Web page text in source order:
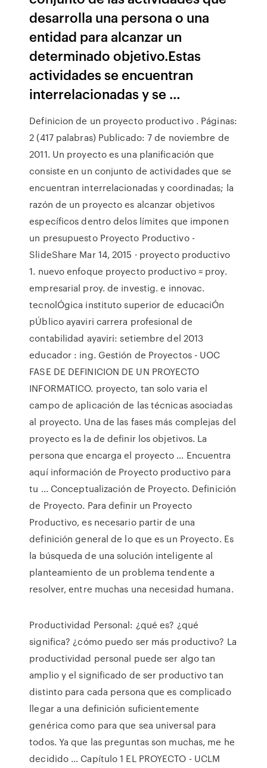
desarrolla una persona o una
entidad para alcanzar un
determinado objetivo.Estas
actividades se encuentran
interrelacionadas y se …
Definicion de un proyecto productivo . Páginas:
2 (417 palabras) Publicado: 7 de noviembre de
2011. Un proyecto es una planificación que
consiste en un conjunto de actividades que se
encuentran interrelacionadas y coordinadas; la
razón de un proyecto es alcanzar objetivos
específicos dentro delos límites que imponen
un presupuesto Proyecto Productivo -
SlideShare Mar 14, 2015 · proyecto productivo
1. nuevo enfoque proyecto productivo = proy.
empresarial proy. de investig. e innovac.
tecnolÓgica instituto superior de educaciÓn
pÚblico ayaviri carrera profesional de
contabilidad ayaviri: setiembre del 2013
educador : ing. Gestión de Proyectos - UOC
FASE DE DEFINICION DE UN PROYECTO
INFORMATICO. proyecto, tan solo varia el
campo de aplicación de las técnicas asociadas
al proyecto. Una de las fases más complejas del
proyecto es la de definir los objetivos. La
persona que encarga el proyecto … Encuentra
aquí información de Proyecto productivo para
tu ... Conceptualización de Proyecto. Definición
de Proyecto. Para definir un Proyecto
Productivo, es necesario partir de una
definición general de lo que es un Proyecto. Es
la búsqueda de una solución inteligente al
planteamiento de un problema tendente a
resolver, entre muchas una necesidad humana.
Productividad Personal: ¿qué es? ¿qué
significa? ¿cómo puedo ser más productivo? La
productividad personal puede ser algo tan
amplio y el significado de ser productivo tan
distinto para cada persona que es complicado
llegar a una definición suficientemente
genérica como para que sea universal para
todos. Ya que las preguntas son muchas, me he
decidido … Capítulo 1 EL PROYECTO - UCLM